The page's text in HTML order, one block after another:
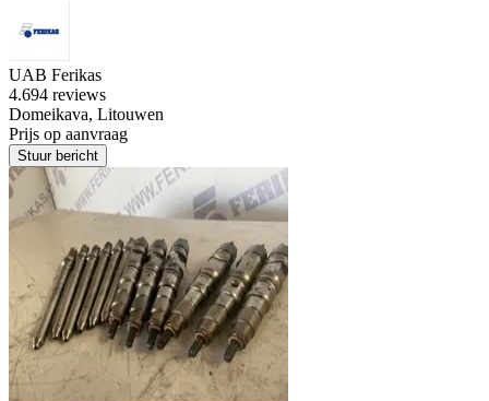
UAB Ferikas
4.694 reviews
Domeikava, Litouwen
Prijs op aanvraag
Stuur bericht